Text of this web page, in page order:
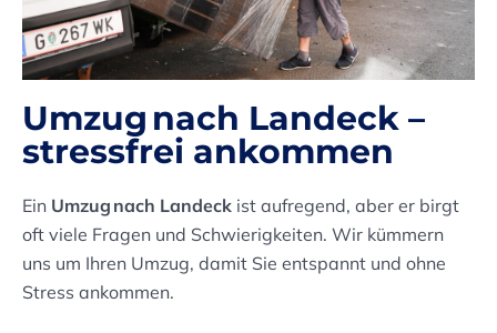
Umzug nach Landeck –
stressfrei ankommen
Ein Umzug nach Landeck ist aufregend, aber er birgt
oft viele Fragen und Schwierigkeiten. Wir kümmern
uns um Ihren Umzug, damit Sie entspannt und ohne
Stress ankommen.